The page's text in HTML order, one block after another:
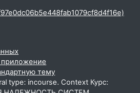
приложение
тему
type: incourse. Context Курс: